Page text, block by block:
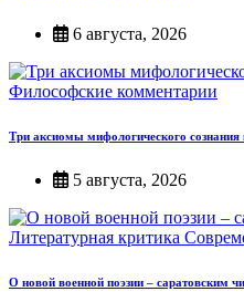
6 августа, 2026
Философские комментарии
Три аксиомы мифологического сознания
5 августа, 2026
Литературная критика
О новой военной поэзии – саратовским